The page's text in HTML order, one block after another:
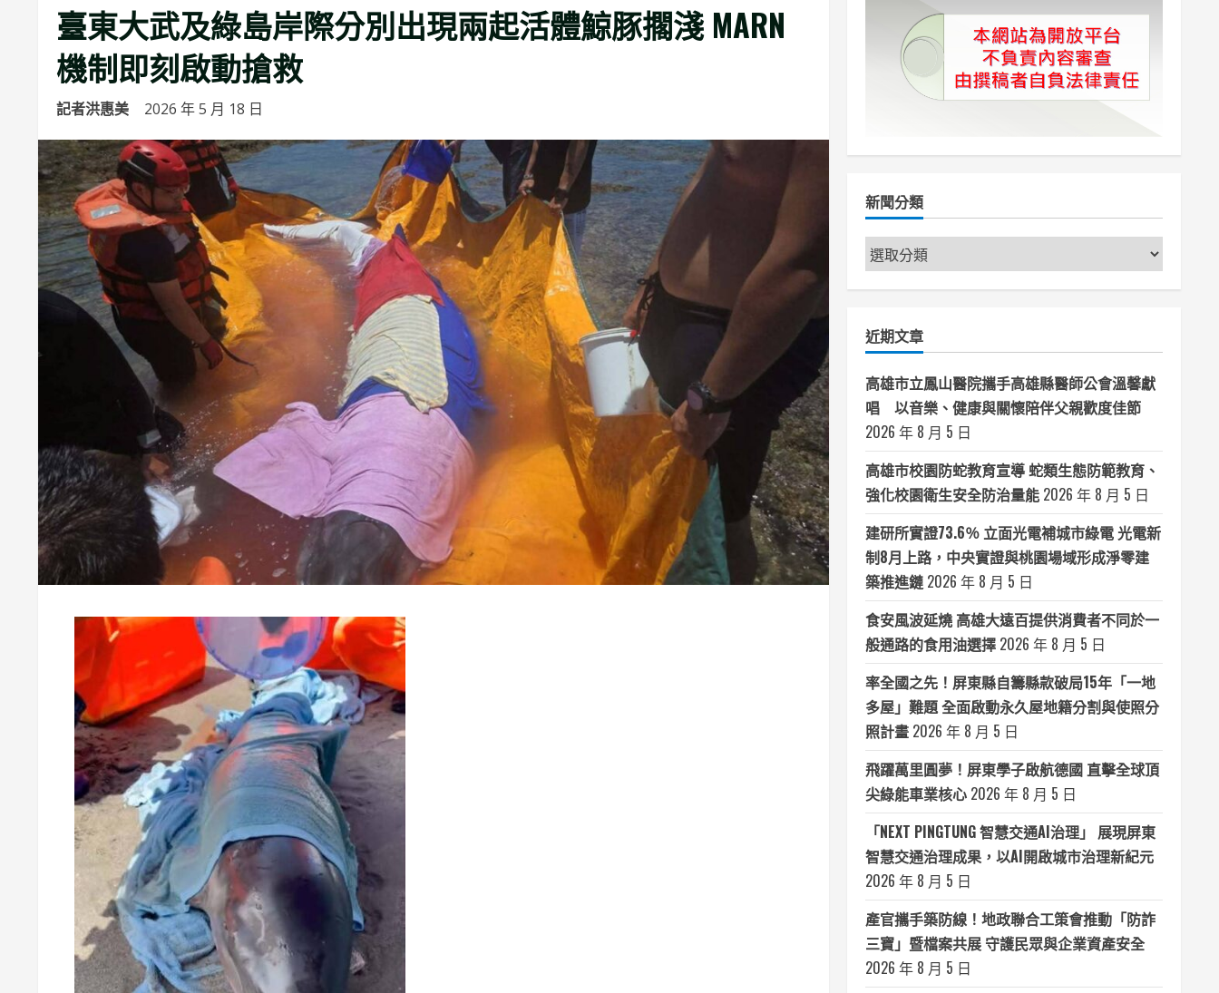
臺東大武及綠島岸際分別出現兩起活體鯨豚擱淺 MARN
機制即刻啟動搶救
記者洪惠美 2026 年 5 月 18 日
新聞分類
新
聞
分
近期文章
高雄市立鳳山醫院攜手高雄縣醫師公會溫馨獻
唱 以音樂、健康與關懷陪伴父親歡度佳節
2026 年 8 月 5 日
高雄市校園防蛇教育宣導 蛇類生態防範教育、
強化校園衛生安全防治量能 2026 年 8 月 5 日
建研所實證73.6％ 立面光電補城市綠電 光電新
制8月上路，中央實證與桃園場域形成淨零建
築推進鏈 2026 年 8 月 5 日
食安風波延燒 高雄大遠百提供消費者不同於一
般通路的食用油選擇 2026 年 8 月 5 日
率全國之先！屏東縣自籌縣款破局15年「一地
多屋」難題 全面啟動永久屋地籍分割與使照分
照計畫 2026 年 8 月 5 日
飛躍萬里圓夢！屏東學子啟航德國 直擊全球頂
尖綠能車業核心 2026 年 8 月 5 日
「NEXT PINGTUNG 智慧交通AI治理」 展現屏東
智慧交通治理成果，以AI開啟城市治理新紀元
2026 年 8 月 5 日
產官攜手築防線！地政聯合工策會推動「防詐
三寶」暨檔案共展 守護民眾與企業資產安全
2026 年 8 月 5 日